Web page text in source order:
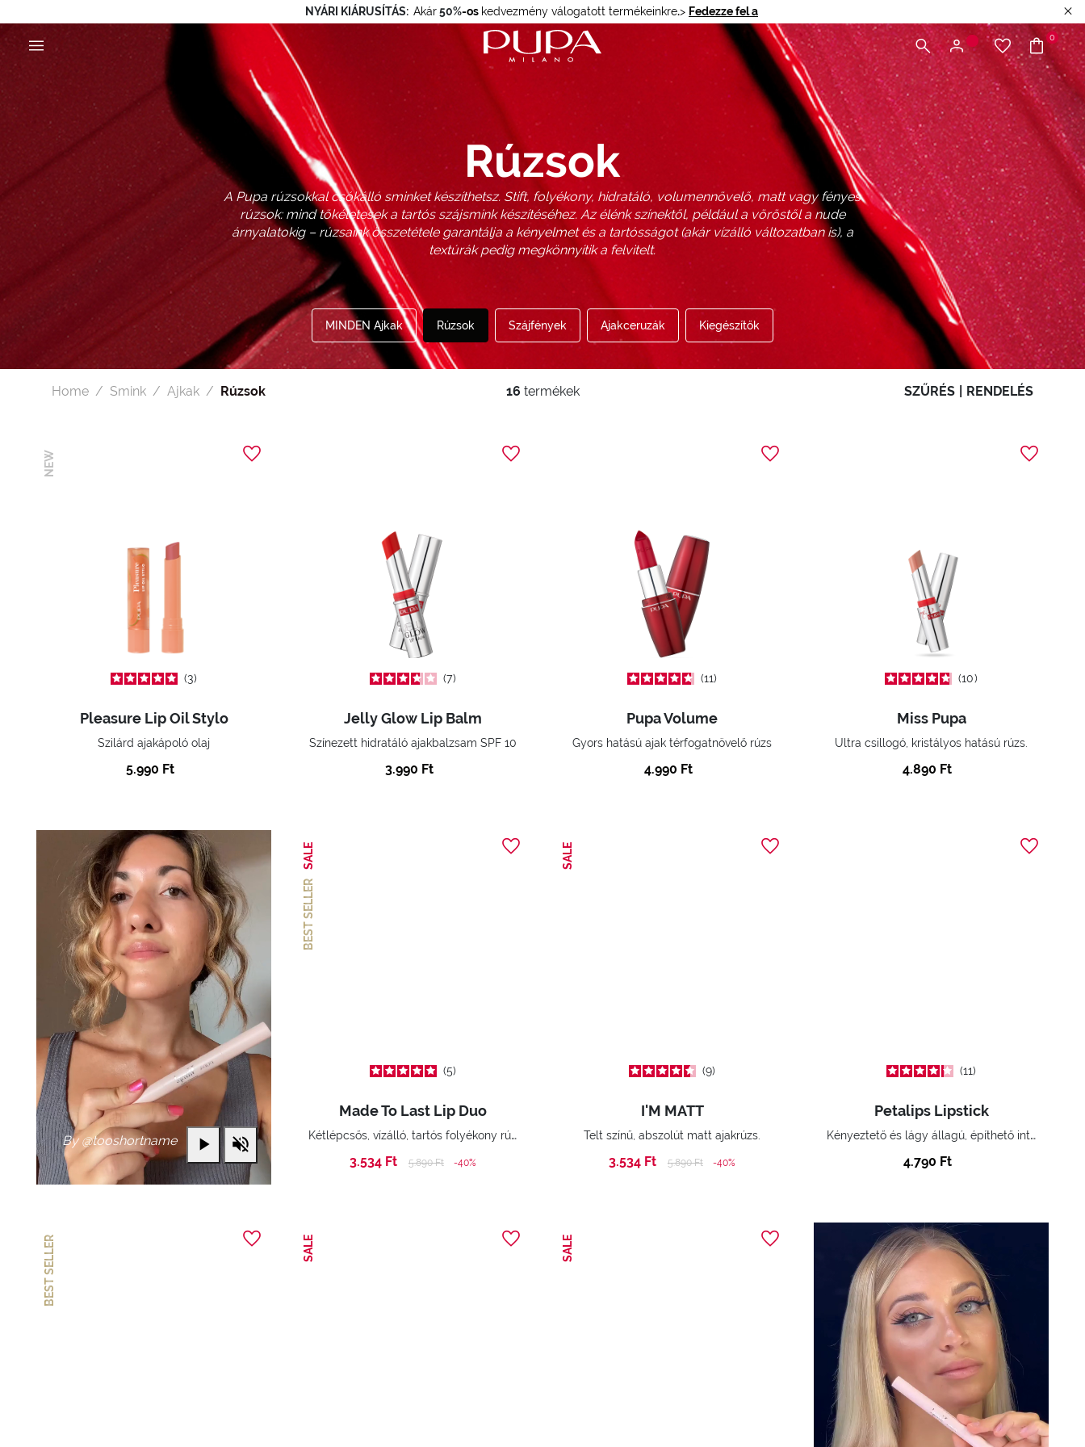
NYÁRI KIÁRUSÍTÁS: Akár50%-os kedvezmény válogatott termékeinkre.> Fedezze fel a
0
Rúzsok
A Pupa rúzsokkal csókálló sminket készíthetsz. Stift, folyékony, hidratáló, volumennövelő, matt vagy fényes
rúzsok: mind tökéletesek a tartós szájsmink készítéséhez. Az élénk színektől, például a vöröstől a nude
árnyalatokig – rúzsaink összetétele garantálja a kényelmet és a tartósságot (akár vízálló változatban is), a
textúrák pedig megkönnyítik a felvitelt.
MINDEN Ajkak Rúzsok Szájfények Ajakceruzák Kiegészítők
Home Smink Ajkak Rúzsok 16 termékek SZŰRÉS RENDELÉS
NEW
3
Pleasure Lip Oil Stylo
Szilárd ajakápoló olaj
5.990 Ft
7
Jelly Glow Lip Balm
Színezett hidratáló ajakbalzsam SPF 10
3.990 Ft
11
Pupa Volume
Gyors hatású ajak térfogatnövelő rúzs
4.990 Ft
10
Miss Pupa
Ultra csillogó, kristályos hatású rúzs.
4.890 Ft
By @tooshortname
BEST SELLER
SALE
5
Made To Last Lip Duo
Kétlépcsős, vízálló, tartós folyékony rúzs.
3.534 Ft
Price reduced from
5.890 Ftto -40%
SALE
9
I'M MATT
Telt színű, abszolút matt ajakrúzs.
3.534 Ft Price reduced from
5.890 Ftto -40%
11
Petalips Lipstick
Kényeztető és lágy állagú, építhető intenzitású puha matt ajakrúzs.
4.790 Ft
BEST SELLER SALE SALE